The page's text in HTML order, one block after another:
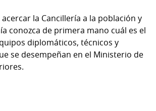
la Cancillería a la población y
conozca de primera mano cuál es el
diplomáticos, técnicos y
se desempeñan en el Ministerio de